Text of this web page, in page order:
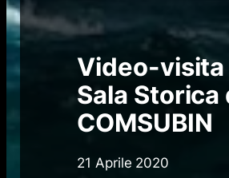
Video-visita
Sala Storica
COMSUBIN
21 Aprile 2020